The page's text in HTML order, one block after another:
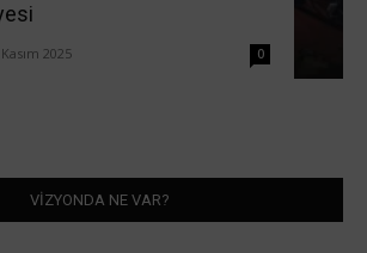
2025 0
VİZYONDA NE VAR?